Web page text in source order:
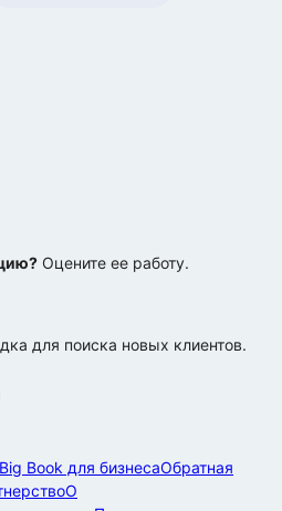
Оцените ее работу.
для поиска новых клиентов.
Big Book для бизнесаОбратная
О